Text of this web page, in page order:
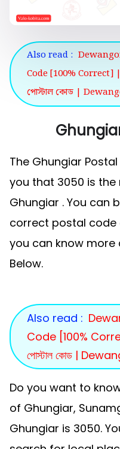
Also read :
Code [100%
পোস্টাল কোড |
The Ghungiar
you that 3050 is
Ghungiar . You can
correct postal code
you can know
Below.
Also read :
Code [100%
পোস্টাল কোড |
Do you want to
of Ghungiar,
Ghungiar is 3050.